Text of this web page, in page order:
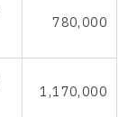
780,000
1,170,000